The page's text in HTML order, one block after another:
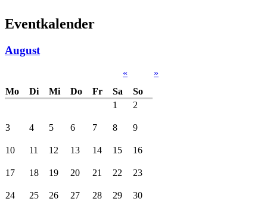
Eventkalender
August
«
»
Mo
Di Mi Do Fr Sa
So
1
2
3 4 5 6 7 8 9
10 11 12 13 14 15 16
17 18 19 20 21 22 23
24 25 26 27 28 29 30